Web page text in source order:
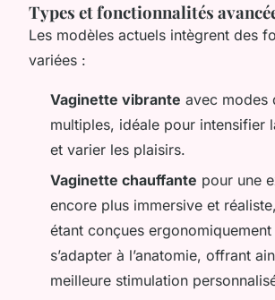
Types et fonctionnalités
Les modèles actuels intègrent des
variées :
Vaginette vibrante avec modes
multiples, idéale pour intensifier
et varier les plaisirs.
Vaginette chauffante pour une
encore plus immersive et
étant conçues
s’adapter à l’anatomie, offrant
meilleure stimulation